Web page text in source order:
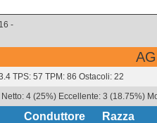
-
TPS: 57 TPM: 86 Ostacoli: 22
4 (25%) Eccellente: 3 (18.75%)
Conduttore Razza